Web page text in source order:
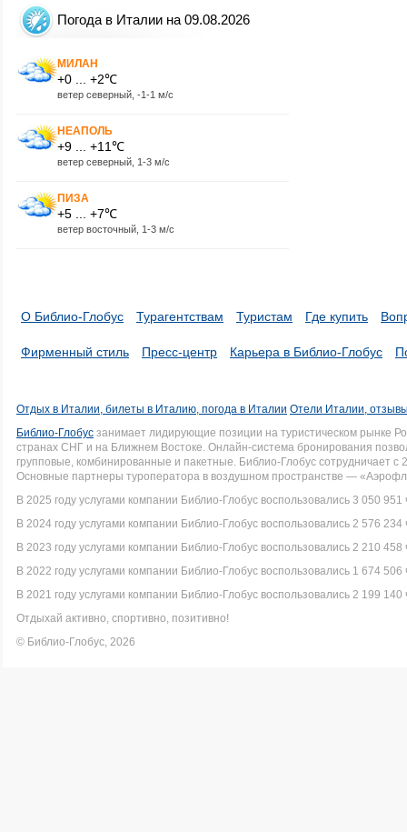
Погода в Италии на 09.08.2026
МИЛАН
+0 ... +2℃
ветер северный, -1-1 м/с
НЕАПОЛЬ
+9 ... +11℃
ветер северный, 1-3 м/с
ПИЗА
+5 ... +7℃
ветер восточный, 1-3 м/с
О Библио-Глобус Турагентствам Туристам Где купить
Фирменный стиль Пресс-центр Карьера в Библио-Глобус
Отдых в Италии, билеты в Италию, погода в Италии Отели Италии,
Библио-Глобус занимает лидирующие позиции на туристическом рынке
странах СНГ и на Ближнем Востоке. Онлайн-система бронирования
групповые, комбинированные и пакетные. Библио-Глобус сотрудничает
Основные партнеры туроператора в воздушном пространстве —
В 2025 году услугами компании Библио-Глобус воспользовались 3 050 951
В 2024 году услугами компании Библио-Глобус воспользовались 2 576 234
В 2023 году услугами компании Библио-Глобус воспользовались 2 210 458
В 2022 году услугами компании Библио-Глобус воспользовались 1 674 506
В 2021 году услугами компании Библио-Глобус воспользовались 2 199 140
Отдыхай активно, спортивно, позитивно!
© Библио-Глобус, 2026